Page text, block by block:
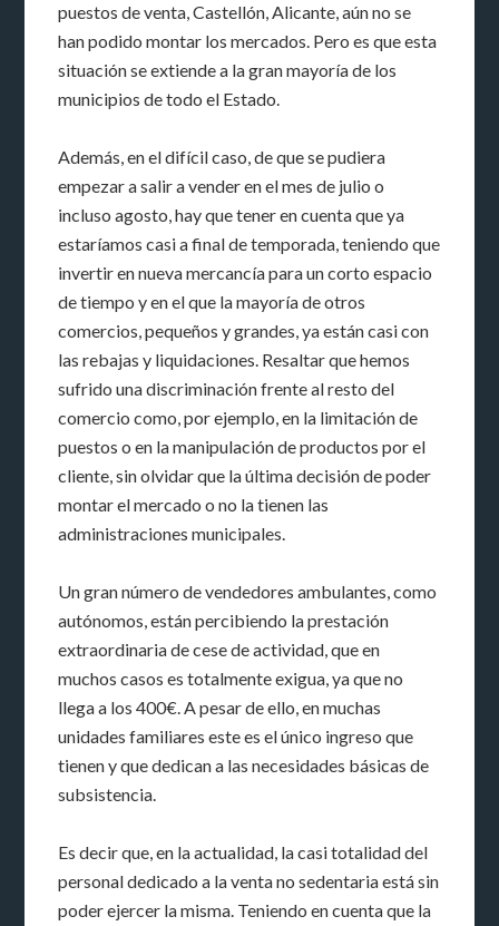
puestos de venta, Castellón, Alicante, aún no se
han podido montar los mercados. Pero es que esta
situación se extiende a la gran mayoría de los
municipios de todo el Estado.
Además, en el difícil caso, de que se pudiera
empezar a salir a vender en el mes de julio o
incluso agosto, hay que tener en cuenta que ya
estaríamos casi a final de temporada, teniendo que
invertir en nueva mercancía para un corto espacio
de tiempo y en el que la mayoría de otros
comercios, pequeños y grandes, ya están casi con
las rebajas y liquidaciones. Resaltar que hemos
sufrido una discriminación frente al resto del
comercio como, por ejemplo, en la limitación de
puestos o en la manipulación de productos por el
cliente, sin olvidar que la última decisión de poder
montar el mercado o no la tienen las
administraciones municipales.
Un gran número de vendedores ambulantes, como
autónomos, están percibiendo la prestación
extraordinaria de cese de actividad, que en
muchos casos es totalmente exigua, ya que no
llega a los 400€. A pesar de ello, en muchas
unidades familiares este es el único ingreso que
tienen y que dedican a las necesidades básicas de
subsistencia.
Es decir que, en la actualidad, la casi totalidad del
personal dedicado a la venta no sedentaria está sin
poder ejercer la misma. Teniendo en cuenta que la